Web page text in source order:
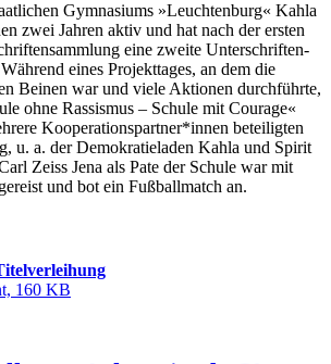
Gymnasiums »Leuchtenburg« Kahla
zwei Jahren aktiv und hat nach der ersten
eine zweite Unterschriften-
eines Projekttages, an dem die
Beinen war und viele Aktionen durchführte,
ohne Rassismus – Schule mit Courage«
Kooperationspartner*innen beteiligten
u. a. der Demokratieladen Kahla und Spirit
Zeiss Jena als Pate der Schule war mit
und bot ein Fußballmatch an.
160 KB